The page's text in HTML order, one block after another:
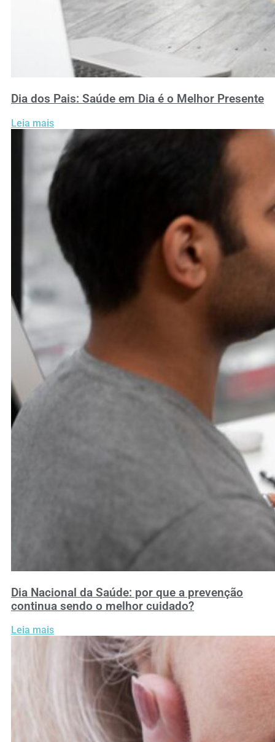
Dia dos Pais: Saúde em Dia é o Melhor Presente
Leia mais
Dia Nacional da Saúde: por que a prevenção
continua sendo o melhor cuidado?
Leia mais